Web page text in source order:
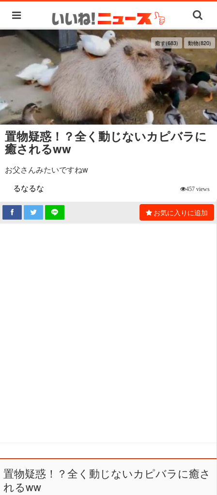
癒す(683) 動物(820)
置物疑惑！？全く動じないカピバラに
癒されるww
お父さんみたいですねw
るなるな
457 views
お気に入りに追加
置物疑惑！？全く動じないカピバラに癒さ
れるww